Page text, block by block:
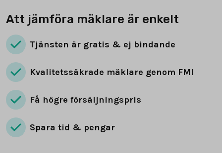
Att jämföra mäklare är enkelt
Tjänsten är gratis & ej bindande
Kvalitetssäkrade mäklare genom FMI
Få högre försäljningspris
Spara tid & pengar